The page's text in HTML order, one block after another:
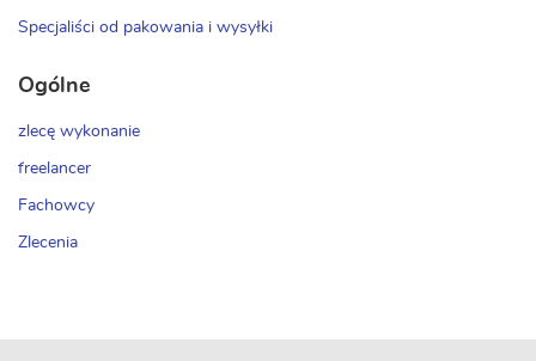
Specjaliści od pakowania i wysyłki
Ogólne
zlecę wykonanie
freelancer
Fachowcy
Zlecenia